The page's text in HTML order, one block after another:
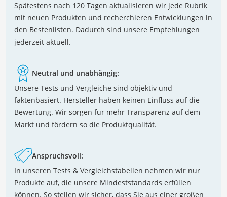
Spätestens nach 120 Tagen aktualisieren wir jede Rubrik
mit neuen Produkten und recherchieren Entwicklungen in
den Bestenlisten. Dadurch sind unsere Empfehlungen
jederzeit aktuell.
Neutral und unabhängig:
Unsere Tests und Vergleiche sind objektiv und
faktenbasiert. Hersteller haben keinen Einfluss auf die
Bewertung. Wir sorgen für mehr Transparenz auf dem
Markt und fördern so die Produktqualität.
Anspruchsvoll:
In unseren Tests & Vergleichstabellen nehmen wir nur
Produkte auf, die unsere Mindeststandards erfüllen
können. So stellen wir sicher, dass Sie aus einer großen